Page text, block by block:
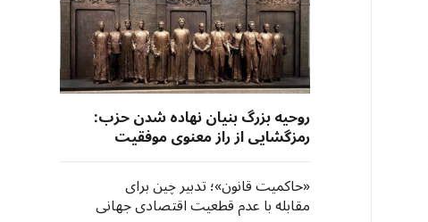
روحیه بزرگ بنیان نهاده شدن حزب:
رمزگشایی از راز معنوی موفقیت
حزب کمونیست چین
«حاکمیت قانون»؛ تدبیر چین برای
مقابله با عدم قطعیت اقتصادی جهانی